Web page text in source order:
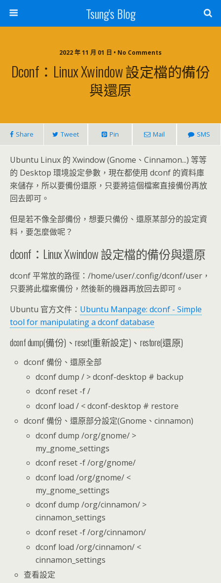
Tsung's Blog
2022 年 11 月 01 日 • No Comments
Dconf：Linux Xwindow 設定檔的備份
與還原
Share Tweet Pin Mail SMS
Ubuntu Linux 的 Xwindow (Gnome、Cinnamon...) 等等
的 Desktop 環境設定參數，現在都使用 dconf 的資料庫
來儲存，所以要備份還原，只要將這個檔案直接備份再放
回去即可。
但是若不像全部備份，想要只備份、還原某部分的設定資
料，要怎麼做呢？
dconf：Linux Xwindow 設定檔的備份與還原
dconf 平常放的路徑：/home/user/.config/dconf/user，
只要將此檔案備份，然後新的機器再放回去即可。
Ubuntu 官方文件： Ubuntu Manpage: dconf - Simple
tool for manipulating a dconf database
dconf dump(備份)、reset(重新設定)、restore(還原)
dconf 備份、還原全部
dconf dump / > dconf-desktop # backup
dconf reset -f /
dconf load / < dconf-desktop # restore
dconf 備份、還原部分設定(Gnome、cinnamon)
dconf dump /org/gnome/ >
my_gnome_settings
dconf reset -f /org/gnome/
dconf load /org/gnome/ <
my_gnome_settings
dconf dump /org/cinnamon/ >
cinnamon_settings
dconf reset -f /org/cinnamon/
dconf load /org/cinnamon/ <
cinnamon_settings
查看設定